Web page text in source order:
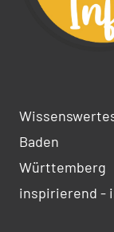
Baden
Württemberg
inspirierend -